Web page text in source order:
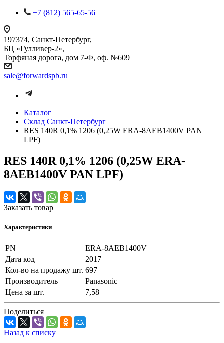
+7 (812) 565-65-56
197374, Санкт-Петербург,
БЦ «Гулливер-2»,
Торфяная дорога, дом 7-Ф, оф. №609
sale@forwardspb.ru
Каталог
Cклад Санкт-Петербург
RES 140R 0,1% 1206 (0,25W ERA-8AEB1400V PAN
LPF)
RES 140R 0,1% 1206 (0,25W ERA-
8AEB1400V PAN LPF)
Заказать товар
Характеристики
PN
ERA-8AEB1400V
Дата код
2017
Кол-во на продажу шт. 697
Производитель
Panasonic
Цена за шт.
7,58
Поделиться
Назад к списку